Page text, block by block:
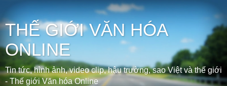
THẾ GIỚI VĂN HÓA
ONLINE
Tin tức, hình ảnh, video clip, hậu trường, sao Việt và thế giới
- Thế giới Văn hóa Online